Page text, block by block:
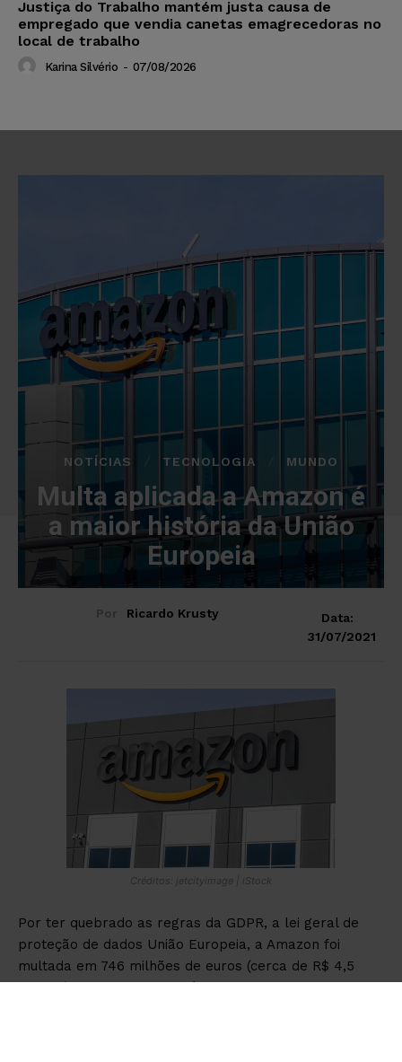
Justiça do Trabalho mantém justa causa de
empregado que vendia canetas emagrecedoras no
local de trabalho
Karina Silvério - 07/08/2026